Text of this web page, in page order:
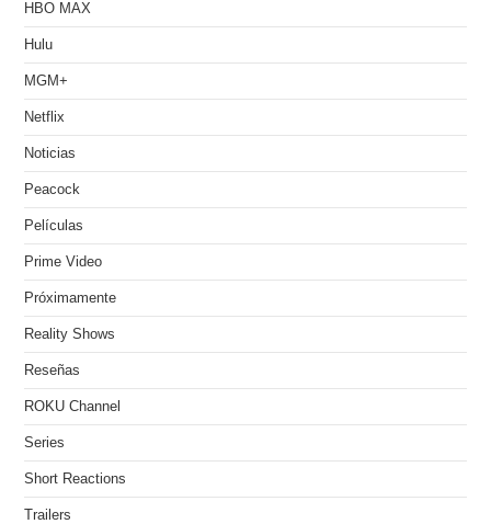
HBO MAX
Hulu
MGM+
Netflix
Noticias
Peacock
Películas
Prime Video
Próximamente
Reality Shows
Reseñas
ROKU Channel
Series
Short Reactions
Trailers